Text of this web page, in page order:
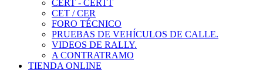
CERT - CERTT
CET / CER
FORO TÉCNICO
PRUEBAS DE VEHÍCULOS DE CALLE.
VIDEOS DE RALLY.
A CONTRATRAMO
TIENDA ONLINE